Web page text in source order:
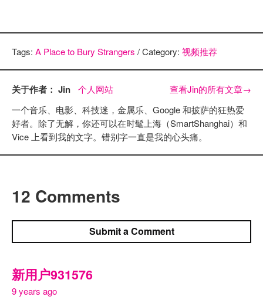
Tags: A Place to Bury Strangers / Category: 视频推荐
关于作者： Jin 个人网站 查看Jin的所有文章→
一个音乐、电影、科技迷，金属乐、Google 和披萨的狂热爱
好者。除了无解，你还可以在时髦上海（SmartShanghai）和
Vice 上看到我的文字。错别字一直是我的心头痛。
12 Comments
Submit a Comment
新用户931576
9 years ago